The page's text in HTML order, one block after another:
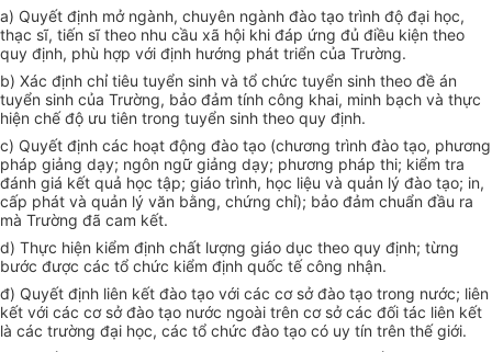
a) Quyết định mở ngành, chuyên ngành đào tạo trình độ đại học,
thạc sĩ, tiến sĩ theo nhu cầu xã hội khi đáp ứng đủ điều kiện theo
quy định, phù hợp với định hướng phát triển của Trường.
b) Xác định chỉ tiêu tuyển sinh và tổ chức tuyển sinh theo đề án
tuyển sinh của Trường, bảo đảm tính công khai, minh bạch và thực
hiện chế độ ưu tiên trong tuyển sinh theo quy định.
c) Quyết định các hoạt động đào tạo (chương trình đào tạo, phương
pháp giảng dạy; ngôn ngữ giảng dạy; phương pháp thi; kiểm tra
đánh giá kết quả học tập; giáo trình, học liệu và quản lý đào tạo; in,
cấp phát và quản lý văn bằng, chứng chỉ); bảo đảm chuẩn đầu ra
mà Trường đã cam kết.
d) Thực hiện kiểm định chất lượng giáo dục theo quy định; từng
bước được các tổ chức kiểm định quốc tế công nhận.
đ) Quyết định liên kết đào tạo với các cơ sở đào tạo trong nước; liên
kết với các cơ sở đào tạo nước ngoài trên cơ sở các đối tác liên kết
là các trường đại học, các tổ chức đào tạo có uy tín trên thế giới.